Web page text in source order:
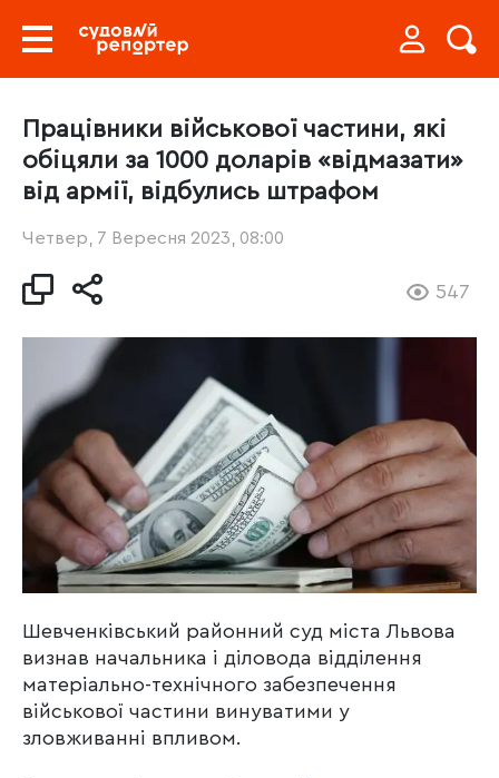
Працівники військової частини, які
обіцяли за 1000 доларів «відмазати»
від армії, відбулись штрафом
Четвер, 7 Вересня 2023, 08:00
547
Шевченківський районний суд міста Львова
визнав начальника і діловода відділення
матеріально-технічного забезпечення
військової частини винуватими у
зловживанні впливом.